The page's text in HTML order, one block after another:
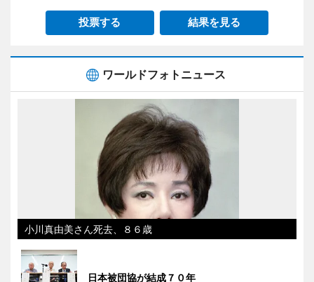
投票する 結果を見る
ワールドフォトニュース
小川真由美さん死去、８６歳
日本被団協が結成７０年